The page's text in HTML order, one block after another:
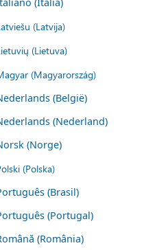
(Latvija)
(Lietuva)
(Magyarország)
(België)
(Nederland)
(Norge)
(Polska)
(Brasil)
(Portugal)
(România)